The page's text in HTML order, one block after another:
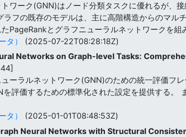
ワーク(GNN)はノード分類タスクに優れるが、
ラフの既存のモデルは、主に高階構造からのマ
PageRankとグラフニューラルネットワークを組
タ）
(2025-07-22T08:28:18Z)
Networks on Graph-level Tasks:
ーラルネットワーク(GNN)のための統一評価フ
を評価するための標準化された設定を提供する
タ）
(2025-01-01T08:48:53Z)
Neural Networks with Structural